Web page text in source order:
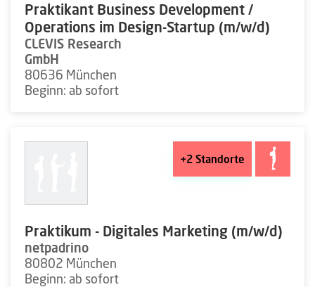
Praktikant Business Development /
Operations im Design-Startup (m/w/d)
CLEVIS Research
GmbH
80636 München
Beginn: ab sofort
+2 Standorte
Praktikum - Digitales Marketing (m/w/d)
netpadrino
80802 München
Beginn: ab sofort